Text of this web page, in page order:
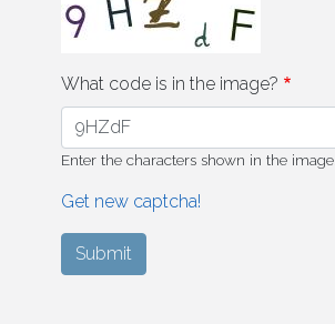
What code is in the image?
Enter the characters shown in the image.
Get new captcha!